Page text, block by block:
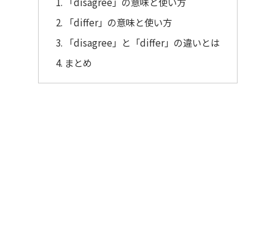
「differ」の意味と使い方
「disagree」と「differ」の違いとは
まとめ